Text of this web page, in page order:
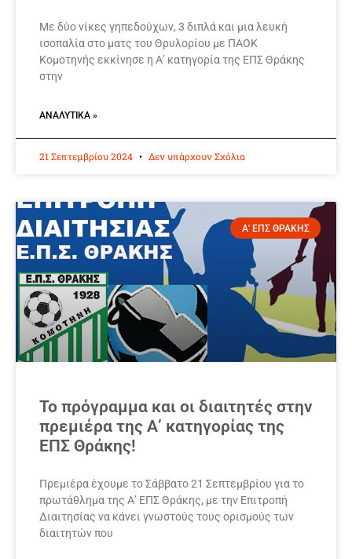
Με δύο νίκες γηπεδούχων, 3 διπλά και μια λευκή
ισοπαλία στο ματς του Θρυλορίου με ΠΑΟΚ
Κομοτηνής εκκίνησε η Α’ κατηγορία της ΕΠΣ Θράκης
στην
ΑΝΑΛΥΤΙΚΆ »
21 Σεπτεμβρίου 2024 Δεν υπάρχουν Σχόλια
Α' ΕΠΣ ΘΡΑΚΗΣ
Το πρόγραμμα και οι διαιτητές στην
πρεμιέρα της Α’ κατηγορίας της
ΕΠΣ Θράκης!
Πρεμιέρα έχουμε το Σάββατο 21 Σεπτεμβρίου για το
πρωτάθλημα της Α’ ΕΠΣ Θράκης, με την Επιτροπή
Διαιτησίας να κάνει γνωστούς τους ορισμούς των
διαιτητών που